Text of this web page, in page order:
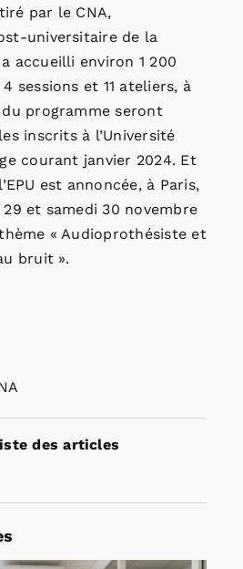
par le CNA,
universitaire de la
accueilli environ 1 200
sessions et 11 ateliers, à
programme seront
inscrits à l’Université
courant janvier 2024. Et
est annoncée, à Paris,
et samedi 30 novembre
« Audioprothésiste et
bruit ».
des articles